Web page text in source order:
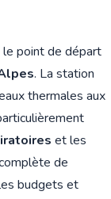
point de départ
. La station
thermales aux
et les
de
budgets et